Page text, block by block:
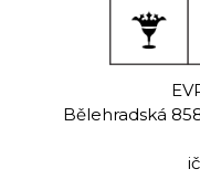
Bělehradská